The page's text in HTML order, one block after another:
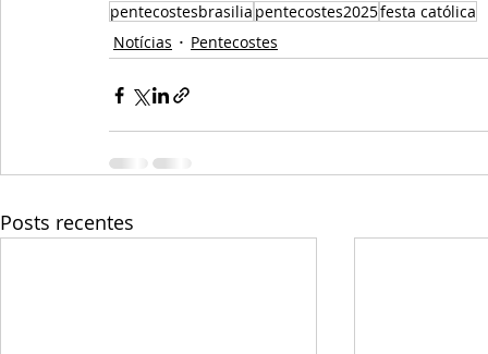
pentecostesbrasilia pentecostes2025festa católica
Notícias
Pentecostes
Posts recentes